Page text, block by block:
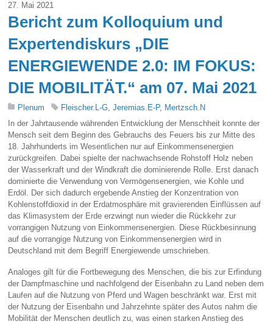
27. Mai 2021
Bericht zum Kolloquium und
Expertendiskurs „DIE
ENERGIEWENDE 2.0: IM FOKUS:
DIE MOBILITÄT.“ am 07. Mai 2021
Plenum Fleischer.L-G,Jeremias.E-P, Mertzsch.N
In der Jahrtausende währenden Entwicklung der Menschheit konnte der
Mensch seit dem Beginn des Gebrauchs des Feuers bis zur Mitte des
18. Jahrhunderts im Wesentlichen nur auf Einkommensenergien
zurückgreifen. Dabei spielte der nachwachsende Rohstoff Holz neben
der Wasserkraft und der Windkraft die dominierende Rolle. Erst danach
dominierte die Verwendung von Vermögensenergien, wie Kohle und
Erdöl. Der sich dadurch ergebende Anstieg der Konzentration von
Kohlenstoffdioxid in der Erdatmosphäre mit gravierenden Einflüssen auf
das Klimasystem der Erde erzwingt nun wieder die Rückkehr zur
vorrangigen Nutzung von Einkommensenergien. Diese Rückbesinnung
auf die vorrangige Nutzung von Einkommensenergien wird in
Deutschland mit dem Begriff Energiewende umschrieben.
Analoges gilt für die Fortbewegung des Menschen, die bis zur Erfindung
der Dampfmaschine und nachfolgend der Eisenbahn zu Land neben dem
Laufen auf die Nutzung von Pferd und Wagen beschränkt war. Erst mit
der Nutzung der Eisenbahn und Jahrzehnte später des Autos nahm die
Mobilität der Menschen deutlich zu, was einen starken Anstieg des